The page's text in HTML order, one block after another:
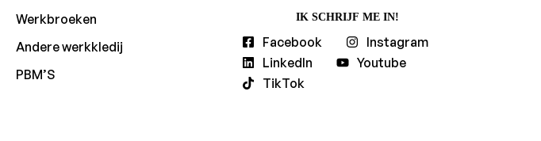
Werkbroeken
Andere werkkledij
PBM’S
IK SCHRIJF ME IN!
Facebook
Instagram
LinkedIn
Youtube
TikTok